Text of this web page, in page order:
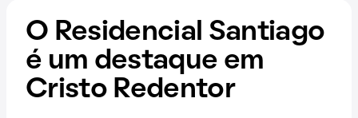
O Residencial Santiago
é um destaque em
Cristo Redentor